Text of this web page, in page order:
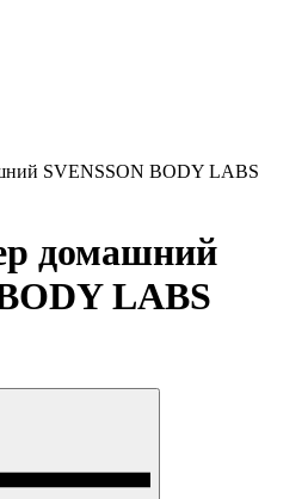
SVENSSON BODY LABS
домашний
LABS